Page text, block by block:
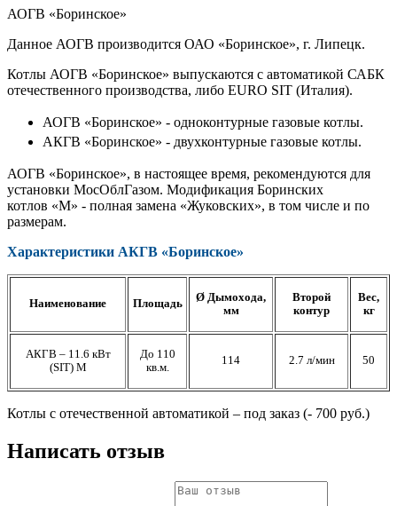
АОГВ «Боринское»
Данное АОГВ производится ОАО «Боринское», г. Липецк.
Котлы АОГВ «Боринское» выпускаются с автоматикой САБК
отечественного производства, либо EURO SIT (Италия).
АОГВ «Боринское» - одноконтурные газовые котлы.
АКГВ «Боринское» - двухконтурные газовые котлы.
АОГВ «Боринское», в настоящее время, рекомендуются для
установки МосОблГазом. Модификация Боринских
котлов «М» - полная замена «Жуковских», в том числе и по
размерам.
Характеристики АКГВ «Боринское»
Наименование Площадь
Ø Дымохода,
мм
Второй
контур
Вес,
кг
АКГВ – 11.6 кВт
(SIT) М
До 110
кв.м.
114 2.7 л/мин 50
Котлы с отечественной автоматикой – под заказ (- 700 руб.)
Написать отзыв